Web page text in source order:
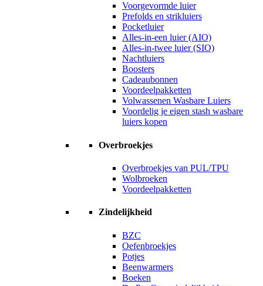
Voorgevormde luier
Prefolds en strikluiers
Pocketluier
Alles-in-een luier (AIO)
Alles-in-twee luier (SIO)
Nachtluiers
Boosters
Cadeaubonnen
Voordeelpakketten
Volwassenen Wasbare Luiers
Voordelig je eigen stash wasbare
luiers kopen
Overbroekjes
Overbroekjes van PUL/TPU
Wolbroeken
Voordeelpakketten
Zindelijkheid
BZC
Oefenbroekjes
Potjes
Beenwarmers
Boeken